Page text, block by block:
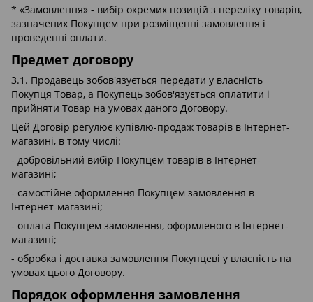
* «Замовлення» - вибір окремих позицій з переліку товарів,
зазначених Покупцем при розміщенні замовлення і
проведенні оплати.
Предмет договору
3.1. Продавець зобов'язується передати у власність
Покупця Товар, а Покупець зобов'язується оплатити і
прийняти Товар на умовах даного Договору.
Цей Договір регулює купівлю-продаж товарів в Інтернет-
магазині, в тому числі:
- добровільний вибір Покупцем товарів в Інтернет-
магазині;
- самостійне оформлення Покупцем замовлення в
Інтернет-магазині;
- оплата Покупцем замовлення, оформленого в Інтернет-
магазині;
- обробка і доставка замовлення Покупцеві у власність на
умовах цього Договору.
Порядок оформлення замовлення